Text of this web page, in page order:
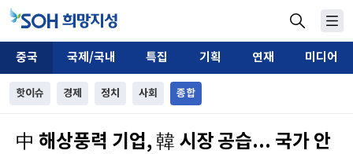
중국 국제/국내 특집 기획 연재 미디어
핫이슈 경제 정치 사회 종합
中 해상풍력 기업, 韓 시장 공습... 국가 안